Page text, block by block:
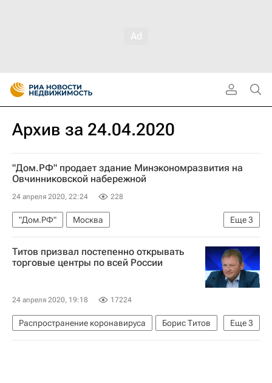
Архив за 24.04.2020
"Дом.РФ" продает здание Минэкономразвития на
Овчинниковской набережной
24 апреля 2020, 22:24 228
Еще3
"Дом.РФ"
Москва
Министерство экономического развития РФ (Минэкономразвития России)
Торги
Аукцион
Титов призвал постепенно открывать
торговые центры по всей России
24 апреля 2020, 19:18 17224
Еще3
Распространение коронавируса
Борис Титов
Коммерческая недвижимость